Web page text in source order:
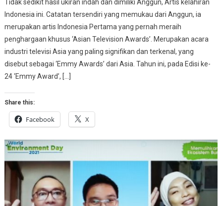
Tidak sedikit hasil ukiran indah dan dimiliki Anggun, Artis kelahiran
Indonesia ini. Catatan tersendiri yang memukau dari Anggun, ia
merupakan artis Indonesia Pertama yang pernah meraih
penghargaan khusus ‘Asian Television Awards’. Merupakan acara
industri televisi Asia yang paling signifikan dan terkenal, yang
disebut sebagai ‘Emmy Awards’ dari Asia. Tahun ini, pada Edisi ke-
24 ‘Emmy Award’, […]
Share this:
Facebook X